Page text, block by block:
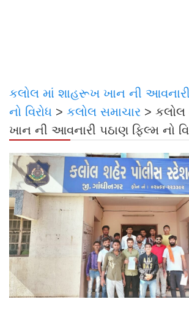
કલોલ માં શાહરૂખ ખાન ની
નો વિરોધ > કલોલ સમાચાર > કલોલ
ખાન ની આવનારી પઠાણ ફિલ્મ નો